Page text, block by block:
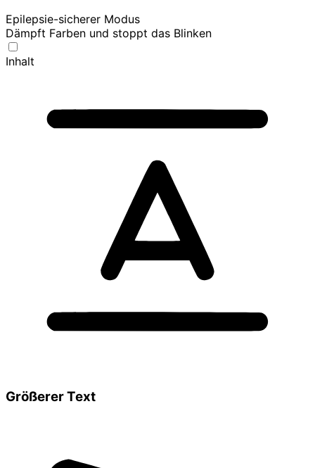
Epilepsie-sicherer Modus
Dämpft Farben und stoppt das Blinken
Inhalt
Größerer Text